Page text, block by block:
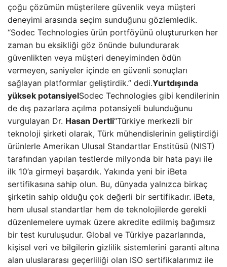
çoğu çözümün müşterilere güvenlik veya müşteri
deneyimi arasında seçim sunduğunu gözlemledik.
“Sodec Technologies ürün portföyünü oluştururken her
zaman bu eksikliği göz önünde bulundurarak
güvenlikten veya müşteri deneyiminden ödün
vermeyen, saniyeler içinde en güvenli sonuçları
sağlayan platformlar geliştirdik.” dedi.Yurtdışında
yüksek potansiyelSodec Technologies gibi kendilerinin
de dış pazarlara açılma potansiyeli bulunduğunu
vurgulayan Dr. Hasan Dertli“Türkiye merkezli bir
teknoloji şirketi olarak, Türk mühendislerinin geliştirdiği
ürünlerle Amerikan Ulusal Standartlar Enstitüsü (NIST)
tarafından yapılan testlerde milyonda bir hata payı ile
ilk 10’a girmeyi başardık. Yakında yeni bir iBeta
sertifikasına sahip olun. Bu, dünyada yalnızca birkaç
şirketin sahip olduğu çok değerli bir sertifikadır. iBeta,
hem ulusal standartlar hem de teknolojilerde gerekli
düzenlemelere uymak üzere akredite edilmiş bağımsız
bir test kuruluşudur. Global ve Türkiye pazarlarında,
kişisel veri ve bilgilerin gizlilik sistemlerini garanti altına
alan uluslararası geçerliliği olan ISO sertifikalarımız ile